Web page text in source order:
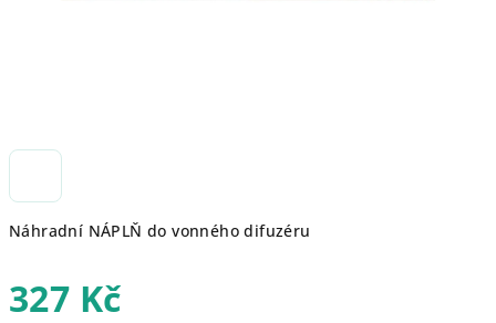
Náhradní NÁPLŇ do vonného difuzéru
327 Kč